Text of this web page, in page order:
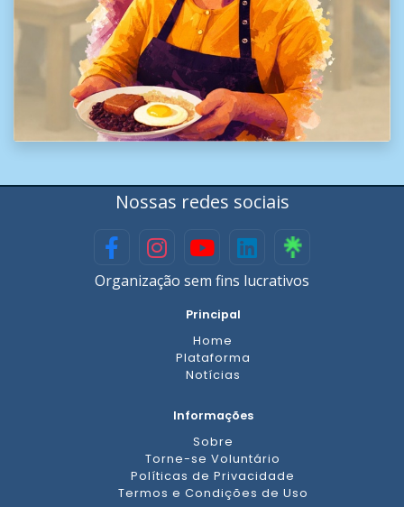
Nossas redes sociais
Organização sem fins lucrativos
Principal
Home
Plataforma
Notícias
Informações
Sobre
Torne-se Voluntário
Políticas de Privacidade
Termos e Condições de Uso